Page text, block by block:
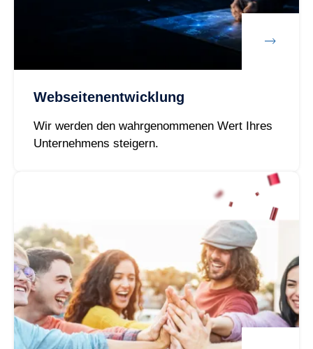
Webseitenentwicklung
Wir werden den wahrgenommenen Wert Ihres
Unternehmens steigern.